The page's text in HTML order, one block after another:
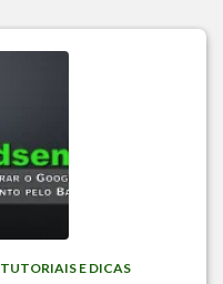
TUTORIAIS E DICAS